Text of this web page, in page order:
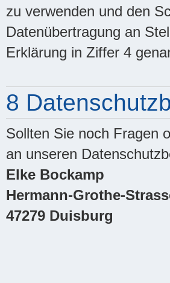
zu verwenden und den
Datenübertragung an
Erklärung in Ziffer 4
8
Sollten Sie noch Fragen
an unseren
Elke Bockamp
Hermann-Grothe-
47279 Duisburg